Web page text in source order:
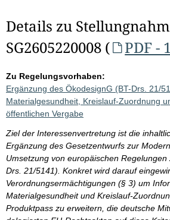
Details zu
SG2605220008 (
PDF -
Zu Regelungsvorhaben:
Ergänzung des ÖkodesignG (BT-Drs. 21/
Materialgesundheit, Kreislauf-Zuordnung
öffentlichen Vergabe
Ziel der Interessenvertretung ist die
Ergänzung des Gesetzentwurfs zur
Umsetzung von europäischen
Drs. 21/5141). Konkret wird darauf
Verordnungsermächtigungen (§ 3) um
Materialgesundheit und Kreislauf-
Produktpass zu erweitern, die deutsche